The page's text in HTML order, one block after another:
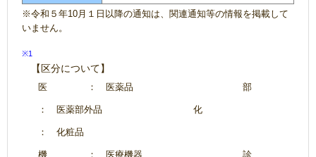
※令和５年10月１日以降の通知は、関連通知等の情報を掲載して
いません。
※1
【区分について】
医 ： 医薬品 部
： 医薬部外品 化
： 化粧品
機 ： 医療機器 診